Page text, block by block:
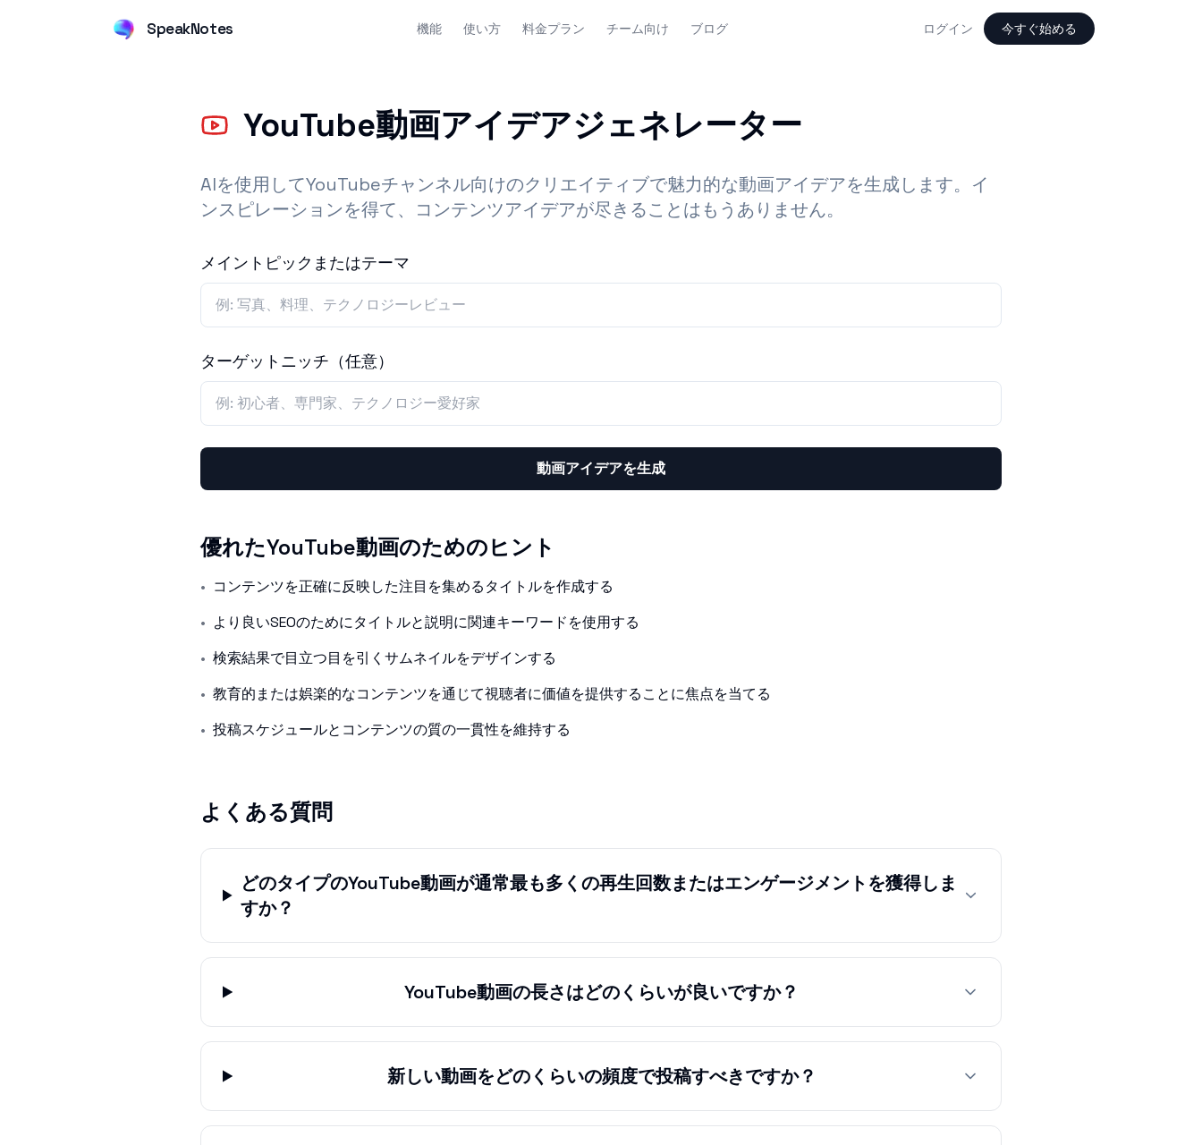
SpeakNotes 機能 使い方 料金プラン チーム向け ブログ ログイン 今すぐ始める
YouTube動画アイデアジェネレーター
AIを使用してYouTubeチャンネル向けのクリエイティブで魅力的な動画アイデアを生成します。イ
ンスピレーションを得て、コンテンツアイデアが尽きることはもうありません。
メイントピックまたはテーマ
ターゲットニッチ（任意）
動画アイデアを生成
優れたYouTube動画のためのヒント
• コンテンツを正確に反映した注目を集めるタイトルを作成する
• より良いSEOのためにタイトルと説明に関連キーワードを使用する
• 検索結果で目立つ目を引くサムネイルをデザインする
• 教育的または娯楽的なコンテンツを通じて視聴者に価値を提供することに焦点を当てる
• 投稿スケジュールとコンテンツの質の一貫性を維持する
よくある質問
どのタイプのYouTube動画が通常最も多くの再生回数またはエンゲージメントを獲得しま
すか？
YouTube動画の長さはどのくらいが良いですか？
新しい動画をどのくらいの頻度で投稿すべきですか？